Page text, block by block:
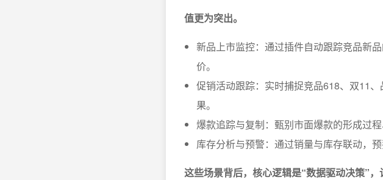
值更为突出。
新品上市监控：通过插件自动跟踪竞品新
价。
促销活动跟踪：实时捕捉竞品618、双11
果。
爆款追踪与复制：甄别市面爆款的形成过
库存分析与预警：通过销量与库存联动，
这些场景背后，核心逻辑是“数据驱动决策”